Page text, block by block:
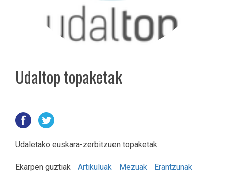
Udaltop topaketak
Udaletako euskara-zerbitzuen topaketak
Ekarpen guztiak Artikuluak Mezuak
Erantzunak